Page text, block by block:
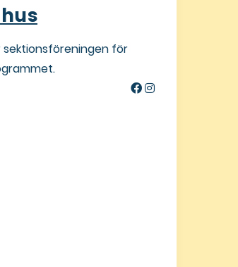
till MAPS(E) Student Group!